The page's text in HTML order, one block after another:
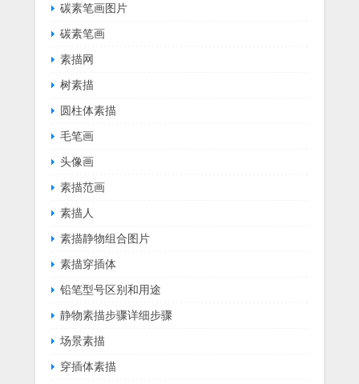
碳素笔画图片
碳素笔画
素描网
树素描
圆柱体素描
毛笔画
头像画
素描范画
素描人
素描静物组合图片
素描穿插体
铅笔型号区别和用途
静物素描步骤详细步骤
场景素描
穿插体素描